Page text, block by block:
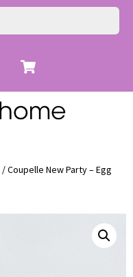
/ Coupelle New Party – Egg